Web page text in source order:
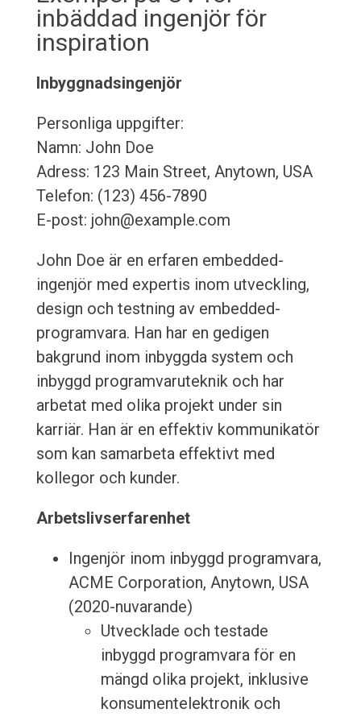
inbäddad ingenjör för
inspiration
Inbyggnadsingenjör
Personliga uppgifter:
Namn: John Doe
Adress: 123 Main Street, Anytown, USA
Telefon: (123) 456-7890
E-post: john@example.com
John Doe är en erfaren embedded-
ingenjör med expertis inom utveckling,
design och testning av embedded-
programvara. Han har en gedigen
bakgrund inom inbyggda system och
inbyggd programvaruteknik och har
arbetat med olika projekt under sin
karriär. Han är en effektiv kommunikatör
som kan samarbeta effektivt med
kollegor och kunder.
Arbetslivserfarenhet
Ingenjör inom inbyggd programvara,
ACME Corporation, Anytown, USA
(2020-nuvarande)
Utvecklade och testade
inbyggd programvara för en
mängd olika projekt, inklusive
konsumentelektronik och